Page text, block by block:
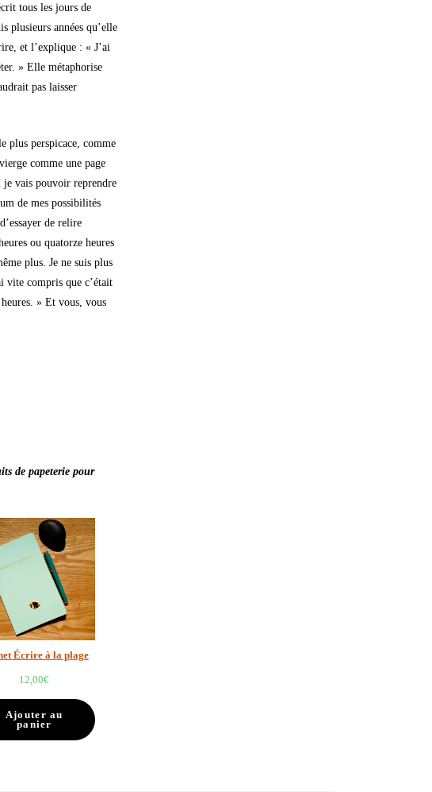
tous les jours de
plusieurs années qu’elle
et l’explique : « J’ai
» Elle métaphorise
pas laisser
plus perspicace, comme
comme une page
je vais pouvoir reprendre
de mes possibilités
de relire
ou quatorze heures
plus. Je ne suis plus
vite compris que c’était
» Et vous, vous
de papeterie pour
Écrire à la plage
12,00€
Ajouter au
panier